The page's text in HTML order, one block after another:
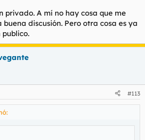
privado. A mí no hay cosa que me
buena discusión. Pero otra cosa es ya
publico.
#113